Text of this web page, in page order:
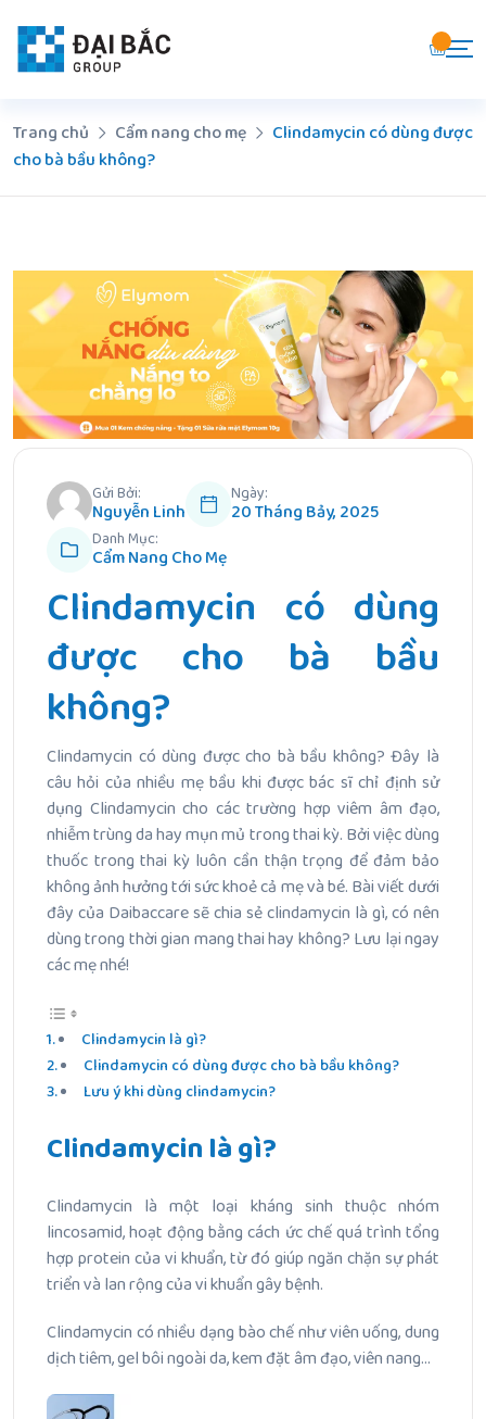
đến
nội
Trang chủ
Cẩm nang cho mẹ
Clindamycin có dùng được
cho bà bầu không?
Gửi Bởi:
Nguyễn Linh
Ngày:
20 Tháng Bảy, 2025
Danh Mục:
Cẩm Nang Cho Mẹ
Clindamycin có dùng
được cho bà bầu
không?
Clindamycin có dùng được cho bà bầu không? Đây là
câu hỏi của nhiều mẹ bầu khi được bác sĩ chỉ định sử
dụng Clindamycin cho các trường hợp viêm âm đạo,
nhiễm trùng da hay mụn mủ trong thai kỳ. Bởi việc dùng
thuốc trong thai kỳ luôn cần thận trọng để đảm bảo
không ảnh hưởng tới sức khoẻ cả mẹ và bé. Bài viết dưới
đây của Daibaccare sẽ chia sẻ clindamycin là gì, có nên
dùng trong thời gian mang thai hay không? Lưu lại ngay
các mẹ nhé!
Clindamycin là gì?
Clindamycin có dùng được cho bà bầu không?
Lưu ý khi dùng clindamycin?
Clindamycin là gì?
Clindamycin là một loại kháng sinh thuộc nhóm
lincosamid, hoạt động bằng cách ức chế quá trình tổng
hợp protein của vi khuẩn, từ đó giúp ngăn chặn sự phát
triển và lan rộng của vi khuẩn gây bệnh.
Clindamycin có nhiều dạng bào chế như viên uống, dung
dịch tiêm, gel bôi ngoài da, kem đặt âm đạo, viên nang…